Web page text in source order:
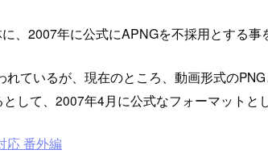
、2007年に公式にAPNGを不採用とする事
ているが、現在のところ、動画形式の
して、2007年4月に公式なフォーマットと
応 番外編